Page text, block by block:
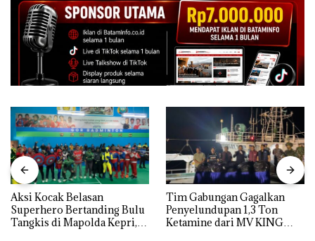
Aksi Kocak Belasan
Superhero Bertanding Bulu
Tangkis di Mapolda Kepri,
Tim Gabungan Gagalkan
Penyelundupan 1,3 Ton
Ketamine dari MV KING